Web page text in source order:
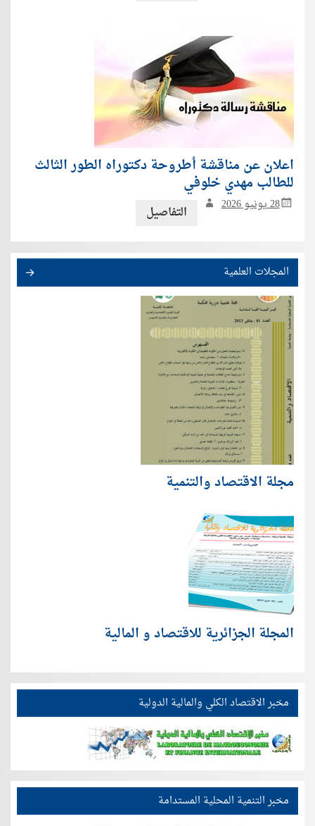
اعلان عن مناقشة أطروحة دكتوراه الطور الثالث
للطالب مهدي خلوفي
28 يونيو 2026 التفاصيل
المجلات العلمية
مجلة الاقتصاد والتنمية
المجلة الجزائرية للاقتصاد و المالية
مخبر الاقتصاد الكلي والمالية الدولية
مخبر التنمية المحلية المستدامة